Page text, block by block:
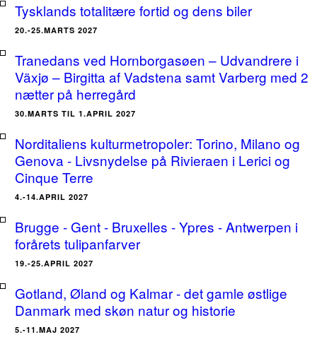
Tysklands totalitære fortid og dens biler
20.-25.MARTS 2027
Tranedans ved Hornborgasøen – Udvandrere i
Växjø – Birgitta af Vadstena samt Varberg med 2
nætter på herregård
30.MARTS TIL 1.APRIL 2027
Norditaliens kulturmetropoler: Torino, Milano og
Genova - Livsnydelse på Rivieraen i Lerici og
Cinque Terre
4.-14.APRIL 2027
Brugge - Gent - Bruxelles - Ypres - Antwerpen i
forårets tulipanfarver
19.-25.APRIL 2027
Gotland, Øland og Kalmar - det gamle østlige
Danmark med skøn natur og historie
5.-11.MAJ 2027